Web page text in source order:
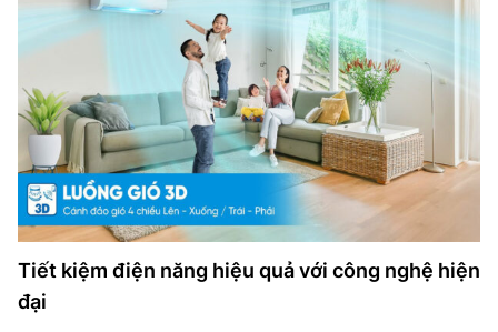
Tiết kiệm điện năng hiệu quả với công nghệ hiện
đại